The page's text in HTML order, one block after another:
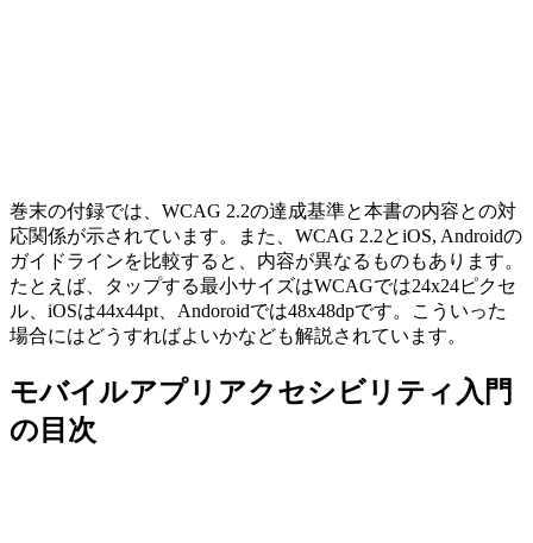
巻末の付録では、WCAG 2.2の達成基準と本書の内容との対
応関係が示されています。また、WCAG 2.2とiOS, Androidの
ガイドラインを比較すると、内容が異なるものもあります。
たとえば、タップする最小サイズはWCAGでは24x24ピクセ
ル、iOSは44x44pt、Andoroidでは48x48dpです。こういった
場合にはどうすればよいかなども解説されています。
モバイルアプリアクセシビリティ入門
の目次